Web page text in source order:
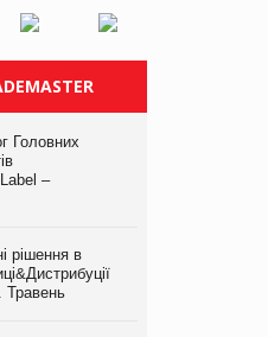
Kraft Heinz скоротила
Головних
–
рішення в
Травень